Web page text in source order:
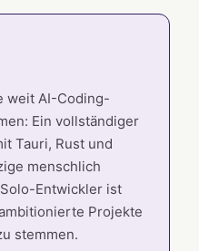
weit AI-Coding-
Ein vollständiger
Tauri, Rust und
menschlich
Entwickler ist
Projekte
stemmen.